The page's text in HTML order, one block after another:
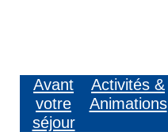
Avant
votre
séjour
Activités &
Animations